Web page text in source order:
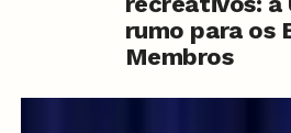
rumo para os
Membros